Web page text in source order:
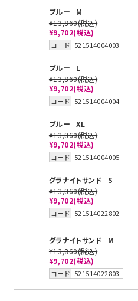
ブルー
M
¥13,860(税込)
¥9,702(税込)
コード 521514004003
ブルー
L
¥13,860(税込)
¥9,702(税込)
コード 521514004004
ブルー
XL
¥13,860(税込)
¥9,702(税込)
コード 521514004005
グラナイトサンド
S
¥13,860(税込)
¥9,702(税込)
コード 521514022802
グラナイトサンド
M
¥13,860(税込)
¥9,702(税込)
コード 521514022803